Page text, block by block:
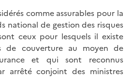
comme assurables pour la
national de gestion des risques
ceux pour lesquels il existe
de couverture au moyen de
et qui sont reconnus
arrêté conjoint des ministres